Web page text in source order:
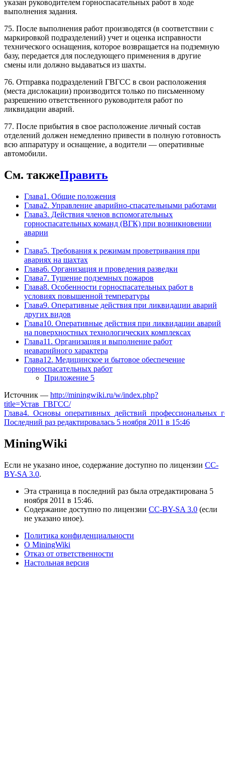
указан руководителем горноспасательных работ в ходе
выполнения задания.
75. После выполнения работ производятся (в соответствии с
маркировкой подразделений) учет и оценка исправности
технического оснащения, которое возвращается на подземную
базу, передается для последующего применения в другие
смены или должно выдаваться из шахты.
76. Отправка подразделений ГВГСС в свои расположения
(места дислокации) производится только по письменному
разрешению ответственного руководителя работ по
ликвидации аварий.
77. После прибытия в свое расположение личный состав
отделений должен немедленно привести в полную готовность
всю аппаратуру и оснащение, а водители — оперативные
автомобили.
См. такжеПравить
Глава1. Общие положения
Глава2. Управление аварийно-спасательными работами
Глава3. Действия членов вспомогательных
горноспасательных команд (ВГК) при возникновении
аварии
Глава5. Требования к режимам проветривания при
авариях на шахтах
Глава6. Организация и проведения разведки
Глава7. Тушение подземных пожаров
Глава8. Особенности горноспасательных работ в
условиях повышенной температуры
Глава9. Оперативные действия при ликвидации аварий
других видов
Глава10. Оперативные действия при ликвидации аварий
на поверхностных технологических комплексах
Глава11. Организация и выполнение работ
неаварийного характера
Глава12. Медицинское и бытовое обеспечение
горноспасательных работ
Приложение 5
Источник — http://miningwiki.ru/w/index.php?
title=Устав_ГВГСС/
Последний раз редактировалась 5 ноября 2011 в 15:46
MiningWiki
Если не указано иное, содержание доступно по лицензии CC-
BY-SA 3.0.
Эта страница в последний раз была отредактирована 5
ноября 2011 в 15:46.
Содержание доступно по лицензии CC-BY-SA 3.0 (если
не указано иное).
Политика конфиденциальности
О MiningWiki
Отказ от ответственности
Настольная версия